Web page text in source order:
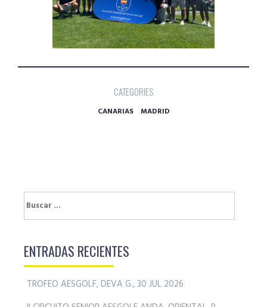
CATEGORIES
CANARIAS MADRID
Buscar:
ENTRADAS RECIENTES
TROFEO AESGOLF, DEVA G., 30 JUL 2026